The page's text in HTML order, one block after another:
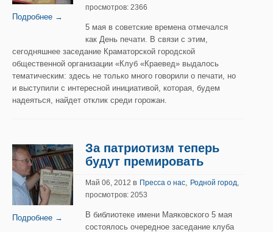
Подробнее →
просмотров: 2366
5 мая в советские времена отмечался
как День печати. В связи с этим,
сегодняшнее заседание Краматорской городской
общественной организации «Клуб «Краевед» выдалось
тематическим: здесь не только много говорили о печати, но
и выступили с интересной инициативой, которая, будем
надеяться, найдет отклик среди горожан.
Подробнее →
За патриотизм теперь
будут премировать
Май 06, 2012 в Пресса о нас Родной город
просмотров: 2053
В библиотеке имени Маяковского 5 мая
состоялось очередное заседание клуба